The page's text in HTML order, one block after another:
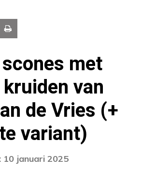
met
van
de Vries (+
variant)
10 januari 2025